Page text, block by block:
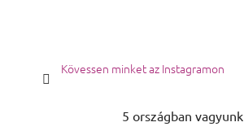
Kövessen minket az Instagramon
5 országban vagyunk